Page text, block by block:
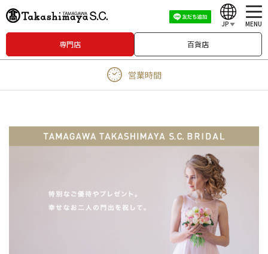
専門店 百貨店
JP
English
體）
한
국
어
Japanese
MENU
営業時間